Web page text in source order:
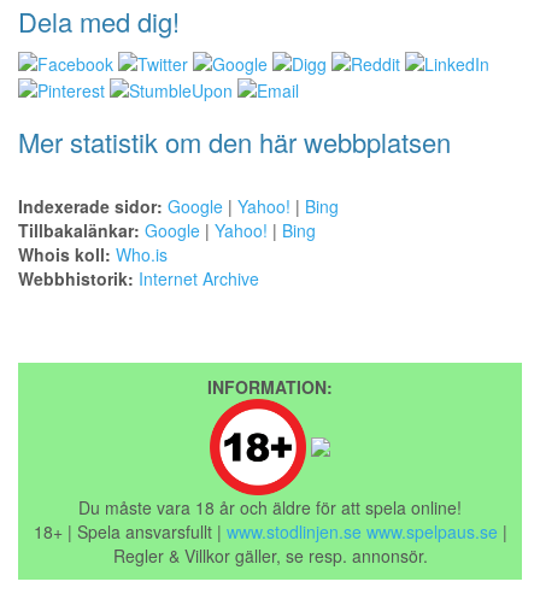
Dela med dig!
Mer statistik om den här webbplatsen
Indexerade sidor: Google | Yahoo! | Bing
Tillbakalänkar: Google | Yahoo! | Bing
Whois koll: Who.is
Webbhistorik: Internet Archive
INFORMATION:
Du måste vara 18 år och äldre för att spela online!
18+ | Spela ansvarsfullt | www.stodlinjen.se www.spelpaus.se |
Regler & Villkor gäller, se resp. annonsör.